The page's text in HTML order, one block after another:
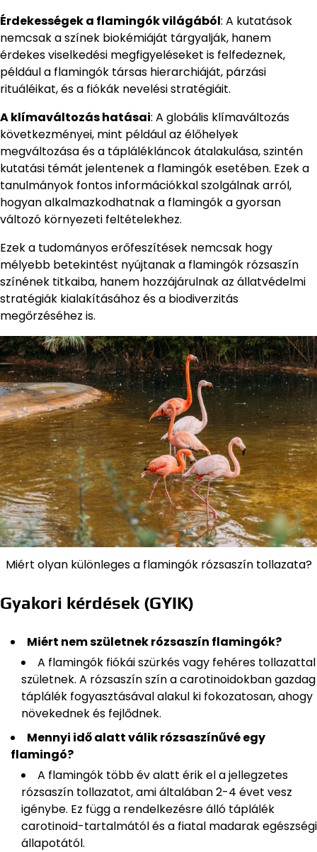
Érdekességek a flamingók világából: A kutatások
nemcsak a színek biokémiáját tárgyalják, hanem
érdekes viselkedési megfigyeléseket is felfedeznek,
például a flamingók társas hierarchiáját, párzási
rituáléikat, és a fiókák nevelési stratégiáit.
A klímaváltozás hatásai: A globális klímaváltozás
következményei, mint például az élőhelyek
megváltozása és a táplálékláncok átalakulása, szintén
kutatási témát jelentenek a flamingók esetében. Ezek a
tanulmányok fontos információkkal szolgálnak arról,
hogyan alkalmazkodhatnak a flamingók a gyorsan
változó környezeti feltételekhez.
Ezek a tudományos erőfeszítések nemcsak hogy
mélyebb betekintést nyújtanak a flamingók rózsaszín
színének titkaiba, hanem hozzájárulnak az állatvédelmi
stratégiák kialakításához és a biodiverzitás
megőrzéséhez is.
Miért olyan különleges a flamingók rózsaszín tollazata?
Gyakori kérdések (GYIK)
Miért nem születnek rózsaszín flamingók?
A flamingók fiókái szürkés vagy fehéres tollazattal
születnek. A rózsaszín szín a carotinoidokban gazdag
táplálék fogyasztásával alakul ki fokozatosan, ahogy
növekednek és fejlődnek.
Mennyi idő alatt válik rózsaszínűvé egy
flamingó?
A flamingók több év alatt érik el a jellegzetes
rózsaszín tollazatot, ami általában 2-4 évet vesz
igénybe. Ez függ a rendelkezésre álló táplálék
carotinoid-tartalmától és a fiatal madarak egészségi
állapotától.